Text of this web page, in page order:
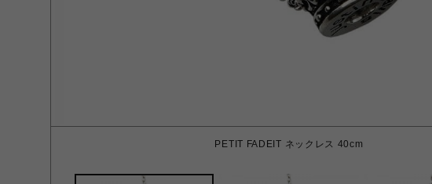
PETIT FADEIT ネックレス 40cm